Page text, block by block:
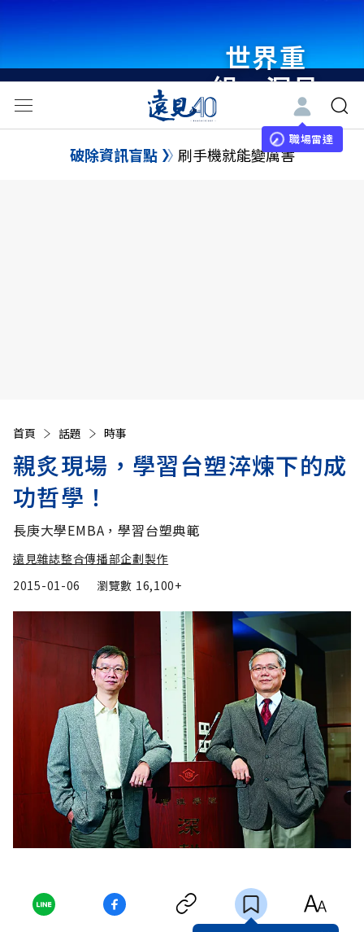
世界重
組・洞見
未來 與
世界領袖
職場雷達
破除資訊盲點 刷手機就能變厲害
首頁 話題 時事
親炙現場，學習台塑淬煉下的成
功哲學！
長庚大學EMBA，學習台塑典範
遠見雜誌整合傳播部企劃製作
2015-01-06
瀏覽數 16,100+